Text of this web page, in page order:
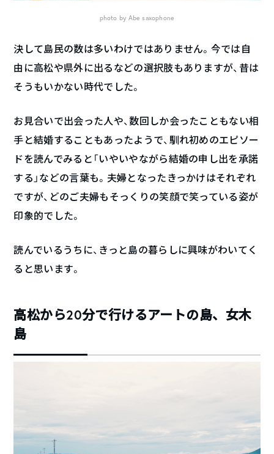
photo by Abe saxophone
決して島民の数は多いわけではありません。今では自
由に高松や県外に出るなどの選択肢もありますが、昔は
そうもいかない時代でした。
お見合いで出会った人や、数回しか会ったこともない相
手と結婚することもあったようで、馴れ初めのエピソー
ドを読んでみると「いやいやながら結婚の申し出を承諾
する」などの言葉も。夫婦となったきっかけはそれぞれ
ですが、どのご夫婦もそっくりの笑顔で笑っている姿が
印象的でした。
読んでいるうちに、きっと島の暮らしに興味がわいてく
ると思います。
高松から20分で行けるアートの島、女木
島